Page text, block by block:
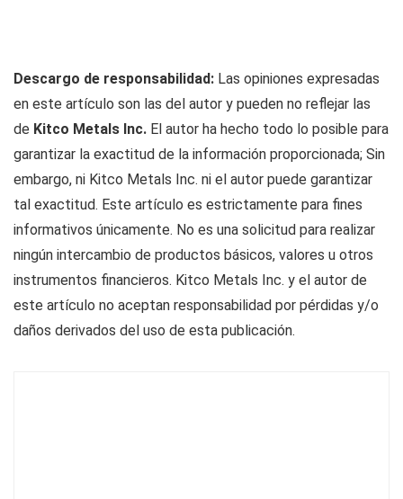
Descargo de responsabilidad: Las opiniones expresadas
en este artículo son las del autor y pueden no reflejar las
de Kitco Metals Inc. El autor ha hecho todo lo posible para
garantizar la exactitud de la información proporcionada; Sin
embargo, ni Kitco Metals Inc. ni el autor puede garantizar
tal exactitud. Este artículo es estrictamente para fines
informativos únicamente. No es una solicitud para realizar
ningún intercambio de productos básicos, valores u otros
instrumentos financieros. Kitco Metals Inc. y el autor de
este artículo no aceptan responsabilidad por pérdidas y/o
daños derivados del uso de esta publicación.